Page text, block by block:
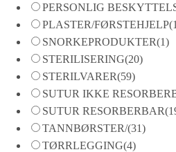
PERSONLIG
PLASTER/FØRSTEHJELP
SNORKEPRODUKTER(1)
STERILISERING(20)
STERILVARER(59)
SUTUR IKKE
SUTUR RESORBERBAR
TANNBØRSTER/(31)
TØRRLEGGING(4)